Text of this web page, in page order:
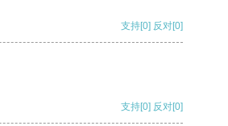
支持[0] 反对[0]
支持[0] 反对[0]